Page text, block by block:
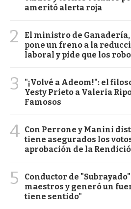
ameritó alerta roja
2
El ministro de
pone un freno a la
laboral y pide que los
3
"¡Volvé a Adeom!": el
Yesty Prieto a Valeria
Famosos
4 Con Perrone y Manini
tiene asegurados los
aprobación de la
5
Conductor de
maestros y generó un
tiene sentido"